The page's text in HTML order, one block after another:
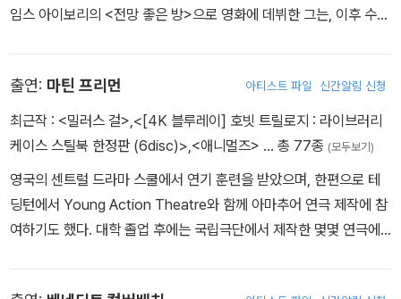
임스 아이보리의 <전망 좋은 방>으로 영화에 데뷔한 그는, 이후 수많
기를 선보이며 ‘제2의 조니 뎁’이라는 명성을 얻었고, 독특하고 개성
넘치는 배우로 자리매김 하고 있다. 또한 ＜Intimate Relations＞
이라는 영화로 1996년 몬트리올 국제 영화제에서 남우주연상을 수
스탄 두가이의 <익스트림 OPS>, 매리 맥귀키언의 <랙 테일>, 제임
스 맥테이그의 <브이 포 벤데타>에 출연해 인상적인 연기를 보여주
었다.
출연: 마틴 프리먼 아티스트 파일 신간알림 신청
최근작 : <밀러스 걸>,<[4K 블루레이] 호빗 트릴로지 : 라이브러리
케이스 스틸북 한정판 (6disc)>,<애니멀즈> … 총 77종 (모두보기)
영국의 센트럴 드라마 스쿨에서 연기 훈련을 받았으며, 한편으로 테
딩턴에서 Young Action Theatre와 함께 아마추어 연극 제작에 참
여하기도 했다. 대학 졸업 후에는 국립극단에서 제작한 몇몇 연극에